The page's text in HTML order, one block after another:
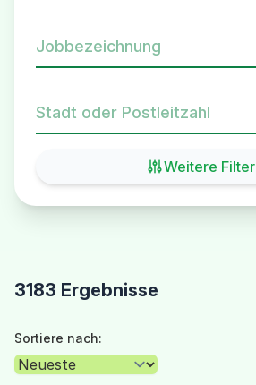
Jobbezeichnung
Stadt oder Postleitzahl
Weitere Filter
3183 Ergebnisse
Sortiere nach: